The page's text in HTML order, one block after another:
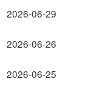
2026-06-29
2026-06-26
2026-06-25